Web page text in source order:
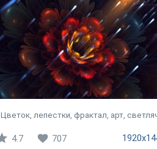
Цветок, лепестки, фрактал, арт,
4.7 707